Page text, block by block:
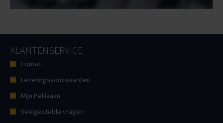
KLANTENSERVICE
Contact
Leveringsvoorwaarden
Mijn Pellikaan
Veelgestelde vragen